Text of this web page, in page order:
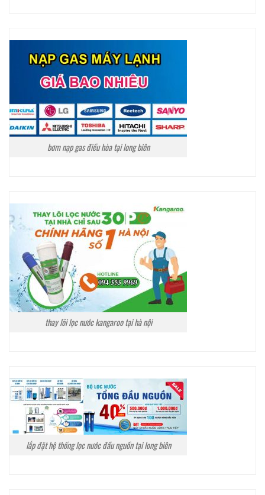
bơm nạp gas điều hòa tại long biên
thay lõi lọc nước kangaroo tại hà nội
lắp đặt hệ thống lọc nước đầu nguồn tại long biên